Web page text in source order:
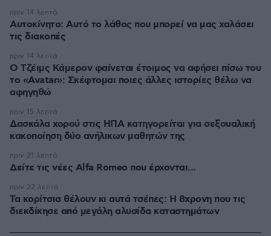
Αυτοκίνητο: Αυτό το λάθος που μπορεί να μας χαλάσει
τις διακοπές
πριν 14 λεπτά
Ο Τζέιμς Κάμερον φαίνεται έτοιμος να αφήσει πίσω του
το «Avatar»: Σκέφτομαι ποιες άλλες ιστορίες θέλω να
αφηγηθώ
πριν 14 λεπτά
Δασκάλα χορού στις ΗΠΑ κατηγορείται για σεξουαλική
κακοποίηση δύο ανήλικων μαθητών της
πριν 15 λεπτά
Δείτε τις νέες Alfa Romeo που έρχονται...
πριν 21 λεπτά
Τα κορίτσια θέλουν κι αυτά τσέπες: Η 8χρονη που τις
διεκδίκησε από μεγάλη αλυσίδα καταστημάτων
πριν 22 λεπτά